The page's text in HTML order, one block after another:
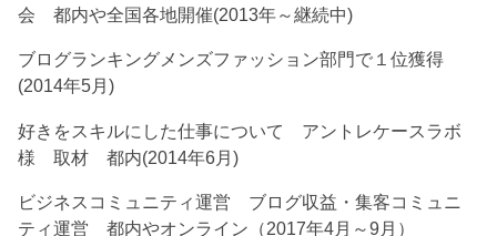
会 都内や全国各地開催(2013年～継続中)
ブログランキングメンズファッション部門で１位獲得
(2014年5月)
好きをスキルにした仕事について アントレケースラボ
様 取材 都内(2014年6月)
ビジネスコミュニティ運営 ブログ収益・集客コミュニ
ティ運営 都内やオンライン（2017年4月～9月）